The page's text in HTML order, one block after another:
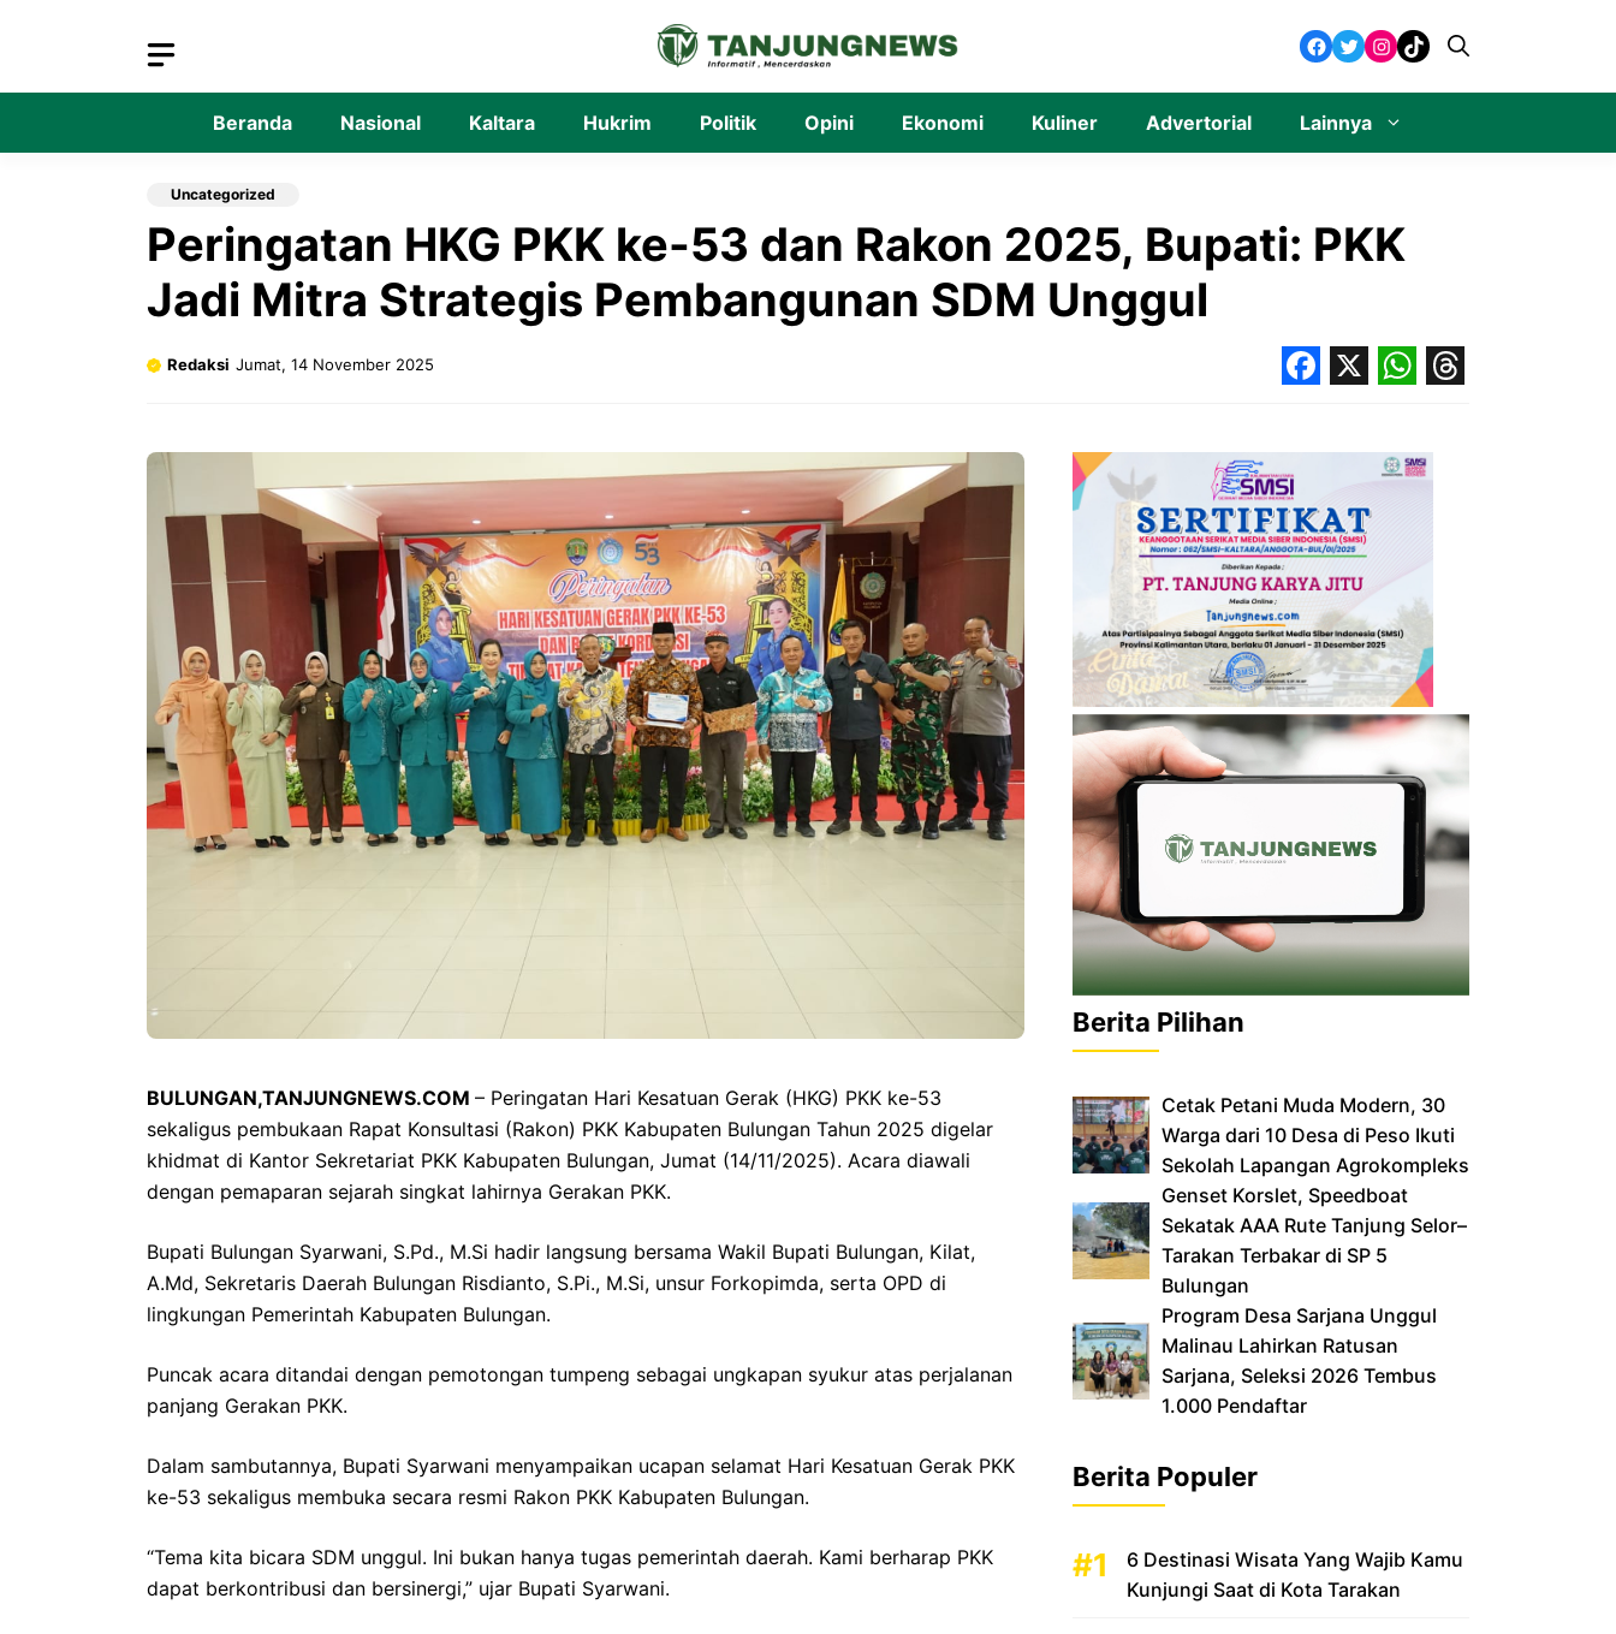
Facebook
Twitter
Instagram
TikTok
Beranda Nasional Kaltara Hukrim Politik Opini Ekonomi Kuliner Advertorial Lainnya
Uncategorized
Peringatan HKG PKK ke-53 dan Rakon 2025, Bupati: PKK
Jadi Mitra Strategis Pembangunan SDM Unggul
Redaksi Jumat, 14 November 2025
BULUNGAN,TANJUNGNEWS.COM – Peringatan Hari Kesatuan Gerak (HKG) PKK ke-53
sekaligus pembukaan Rapat Konsultasi (Rakon) PKK Kabupaten Bulungan Tahun 2025 digelar
khidmat di Kantor Sekretariat PKK Kabupaten Bulungan, Jumat (14/11/2025). Acara diawali
dengan pemaparan sejarah singkat lahirnya Gerakan PKK.
Bupati Bulungan Syarwani, S.Pd., M.Si hadir langsung bersama Wakil Bupati Bulungan, Kilat,
A.Md, Sekretaris Daerah Bulungan Risdianto, S.Pi., M.Si, unsur Forkopimda, serta OPD di
lingkungan Pemerintah Kabupaten Bulungan.
Puncak acara ditandai dengan pemotongan tumpeng sebagai ungkapan syukur atas perjalanan
panjang Gerakan PKK.
Dalam sambutannya, Bupati Syarwani menyampaikan ucapan selamat Hari Kesatuan Gerak PKK
ke-53 sekaligus membuka secara resmi Rakon PKK Kabupaten Bulungan.
“Tema kita bicara SDM unggul. Ini bukan hanya tugas pemerintah daerah. Kami berharap PKK
dapat berkontribusi dan bersinergi,” ujar Bupati Syarwani.
Berita Pilihan
Cetak Petani Muda Modern, 30
Warga dari 10 Desa di Peso Ikuti
Sekolah Lapangan Agrokompleks
‎Genset Korslet, Speedboat
Sekatak AAA Rute Tanjung Selor–
Tarakan Terbakar di SP 5
Bulungan
‎Program Desa Sarjana Unggul
Malinau Lahirkan Ratusan
Sarjana, Seleksi 2026 Tembus
1.000 Pendaftar
Berita Populer
6 Destinasi Wisata Yang Wajib Kamu
Kunjungi Saat di Kota Tarakan